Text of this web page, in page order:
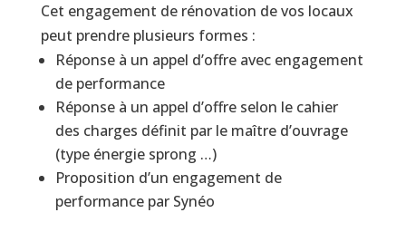
Cet engagement de rénovation de vos locaux
peut prendre plusieurs formes :
Réponse à un appel d’offre avec engagement
de performance
Réponse à un appel d’offre selon le cahier
des charges définit par le maître d’ouvrage
(type énergie sprong …)
Proposition d’un engagement de
performance par Synéo